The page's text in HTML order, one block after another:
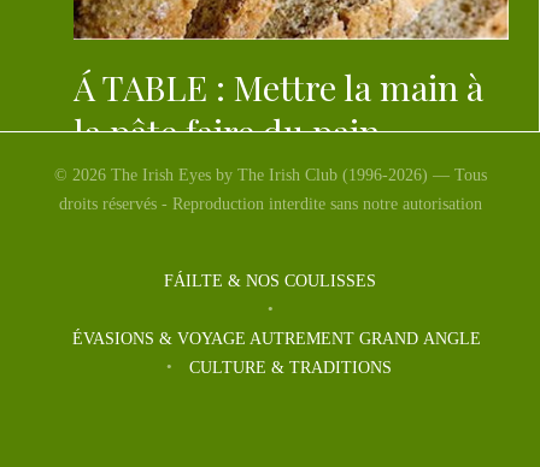
Á TABLE : Mettre la main à
la pâte faire du pain
irlandais.
saumon fumé […]
© 2026 The Irish Eyes by The Irish Club (1996-2026) — Tous
droits réservés - Reproduction interdite sans notre autorisation
FÁILTE & NOS COULISSES
ÉVASIONS & VOYAGE AUTREMENT GRAND ANGLE
CULTURE & TRADITIONS